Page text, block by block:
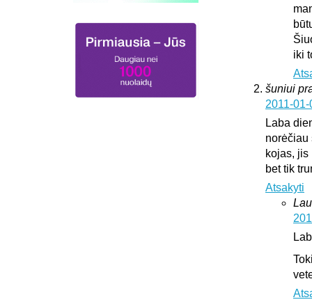
iki
šuniui
2011-
Laba
norėčiau
kojas,
bet tik
Atsakyti